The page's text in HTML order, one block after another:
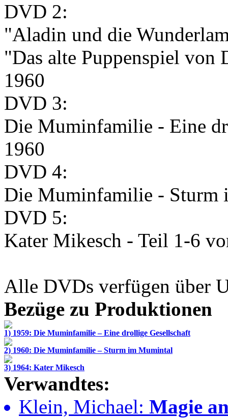
DVD 2:
"Aladin und die
"Das alte Puppenspiel von
1960
DVD 3:
Die Muminfamilie - Eine
1960
DVD 4:
Die Muminfamilie - Sturm
DVD 5:
Kater Mikesch - Teil 1-6
Alle DVDs verfügen über
Bezüge zu Produktionen
1) 1959: Die Muminfamilie – Eine drollige Gesellschaft
2) 1960: Die Muminfamilie – Sturm im Mumintal
3) 1964: Kater Mikesch
Verwandtes:
Klein, Michael: Magie